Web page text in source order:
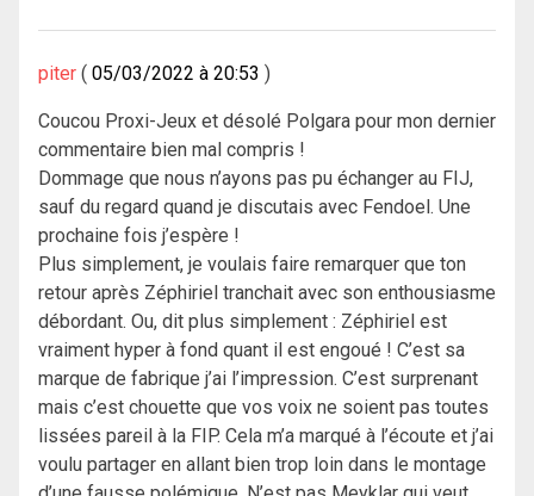
piter 05/03/2022 à 20:53
Coucou Proxi-Jeux et désolé Polgara pour mon dernier
commentaire bien mal compris !
Dommage que nous n’ayons pas pu échanger au FIJ,
sauf du regard quand je discutais avec Fendoel. Une
prochaine fois j’espère !
Plus simplement, je voulais faire remarquer que ton
retour après Zéphiriel tranchait avec son enthousiasme
débordant. Ou, dit plus simplement : Zéphiriel est
vraiment hyper à fond quant il est engoué ! C’est sa
marque de fabrique j’ai l’impression. C’est surprenant
mais c’est chouette que vos voix ne soient pas toutes
lissées pareil à la FIP. Cela m’a marqué à l’écoute et j’ai
voulu partager en allant bien trop loin dans le montage